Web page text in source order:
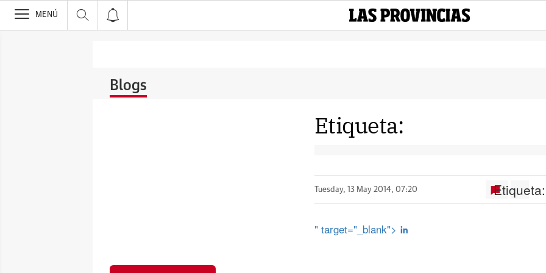
>
MENÚ
Blogs
Etiqueta:
Tuesday, 13 May 2014, 07:20 Etiqueta:
" target="_blank">